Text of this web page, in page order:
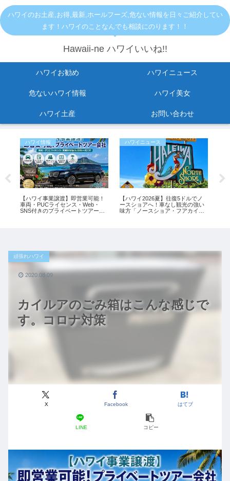
ハワイのお土産,お得,最新,ホールフーズ,危ない情報を日々ご紹介してい
ます！ハワイのことなんでも相談にのります！！
Hawaii-ne ハワイいいね!!
ハワイお勧め ハワイニュース
危ないハワイ情報 ハワイ美女
ハワイ土産 お問い合わせ
ハワイ情報
【ハワイ事業譲渡】即営業可能！
車両・PUCライセンス・Web・
SNS付きのプライベートツアー会
ハワイニュース
【ハワイ2026夏】往復5ドルでノ
ースショアへ！車なし観光の強い
味方「ノースショア・フアカイ」
カイルアのごみ箱はこんな感じで
す。コロナ対策
頑張れハワイ
X Facebook はてブ
LINE コピー
2020.08.09